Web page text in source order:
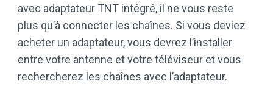
avec adaptateur TNT intégré, il ne vous reste
plus qu’à connecter les chaînes. Si vous deviez
acheter un adaptateur, vous devrez l’installer
entre votre antenne et votre téléviseur et vous
rechercherez les chaînes avec l’adaptateur.